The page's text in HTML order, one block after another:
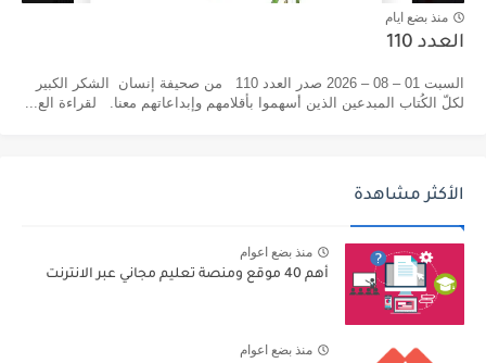
منذ بضع ايام
العدد 110
السبت 01 – 08 – 2026 صدر العدد 110 من صحيفة إنسان الشكر الكبير
لكلّ الكُتاب المبدعين الذين أسهموا بأقلامهم وإبداعاتهم معنا. لقراءة الع...
الأكثر مشاهدة
منذ بضع اعوام
أهم 40 موقع ومنصة تعليم مجاني عبر الانترنت
منذ بضع اعوام